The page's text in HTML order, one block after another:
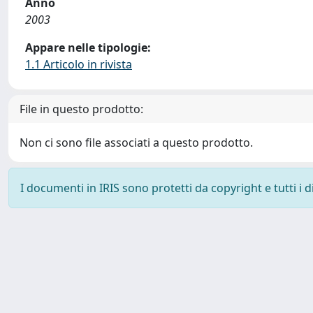
2003
Appare nelle tipologie:
1.1 Articolo in rivista
File in questo prodotto:
Non ci sono file associati a questo prodotto.
I documenti in IRIS sono protetti da copyright e tutti i